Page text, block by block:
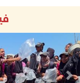
08/آب/2026 12:53 م
الفيضانات في ولاية آسام
08/آب/2026 12:42 م
Next